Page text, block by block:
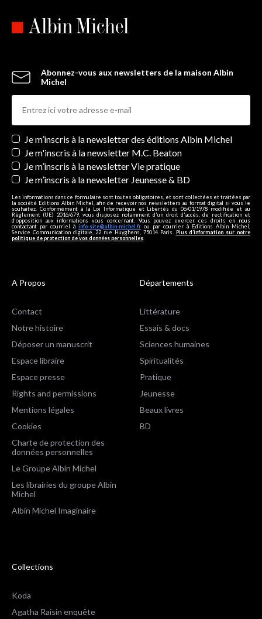
Abonnez-vous aux newsletters de la maison Albin
Michel
Newsletters
Je m’inscris à la newsletter des éditions Albin Michel
Je m'inscris à la newsletter M.C. Beaton
Je m’inscris à la newsletter Vie pratique
Je m’inscris à la newsletter Jeunesse & BD
Les informations dans ce formulaire sont toutes obligatoires, et sont collectées et traitées par
la société Editions Albin Michel, afin de recevoir nos newsletters au format digital si vous le
souhaitez. Conformément à la Loi Informatique et Libertés du 06/01/1978 modifiée et au
Règlement (UE) 2016/679, vous disposez notamment d'un droit d'accès, de rectification et
d’opposition aux informations vous concernant. Vous pouvez exercer ces droits en nous
contactant par courriel à info-site@albin-michel.fr ou par courrier à Editions Albin Michel,
Service Communication digitale, 22 rue Huyghens, 75014 Paris. Plus d’information sur notre
politique de protection de vos données personnelles.
A Propos
Contact
Notre histoire
Déposer un manuscrit
Espace libraire
Espace presse
Rights and permissions
Mentions légales
Cookies
Charte de protection des
données personnelles
Le Groupe Albin Michel
Les librairies du groupe Albin
Michel
Albin Michel Imaginaire
Départements
Littérature
Essais & docs
Sciences humaines
Spiritualités
Pratique
Jeunesse
Beaux livres
BD
Collections
Koda
Agatha Raisin enquête